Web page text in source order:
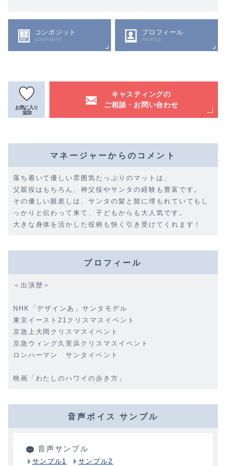
コンポジット
COMPOSITE
プロフィール
PROFILE
お気に入り
追加
キャスティングの
ご相談・お問い合わせ
マネージャーからのコメント
落ち着いて優しい雰囲気たっぷりのマットは、
父親役はもちろん、神父役やサンタの経験も豊富です。
その優しい眼差しは、サンタの髪と髭に埋もれていてもし
っかりと伝わって来て、子どもからも大人気です。
大きな身体を活かした役柄も快く引き受けてくれます！
プロフィール
＜出演歴＞
NHK「デザインあ」サンタモデル
東京イースト21クリスマスイベント
京急上大岡クリスマスイベント
京急ウィング久里浜クリスマスイベント
ロンハーマン サンタイベント
映画「わたしのハワイの歩き方」
音声ボイス サンプル
音声サンプル
サンプル1 サンプル2